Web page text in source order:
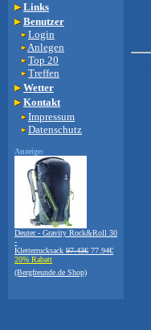
Links
Benutzer
Login
Anlegen
Top 20
Treffen
Wetter
Kontakt
Impressum
Datenschutz
Anzeige:
Deuter - Gravity Rock&Roll 30
-
Kletterrucksack 97.43€ 77.94€
20% Rabatt
(Bergfreunde.de Shop)